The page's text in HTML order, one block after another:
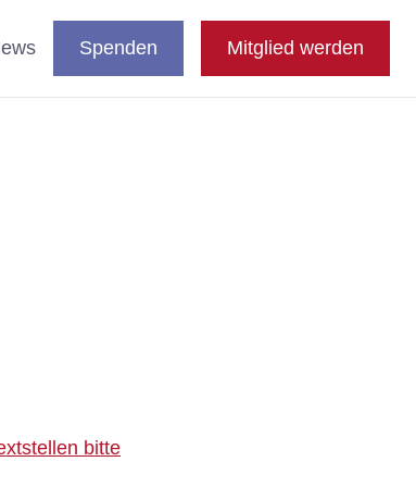
auswählen
DE
Spenden Mitglied werden
bitte